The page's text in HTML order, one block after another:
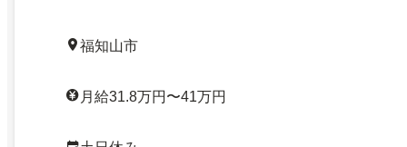
福知山市
月給31.8万円〜41万円